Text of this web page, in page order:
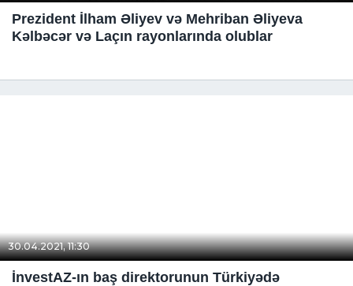
Prezident İlham Əliyev və Mehriban Əliyeva
Kəlbəcər və Laçın rayonlarında olublar
30.04.2021, 11:30
İnvestAZ-ın baş direktorunun Türkiyədə